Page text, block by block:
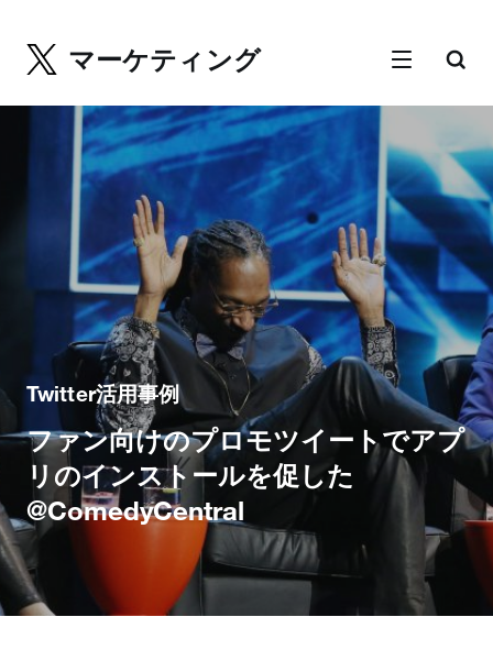
マーケティング
Twitter活用事例
ファン向けのプロモツイートでアプ
リのインストールを促した
@ComedyCentral